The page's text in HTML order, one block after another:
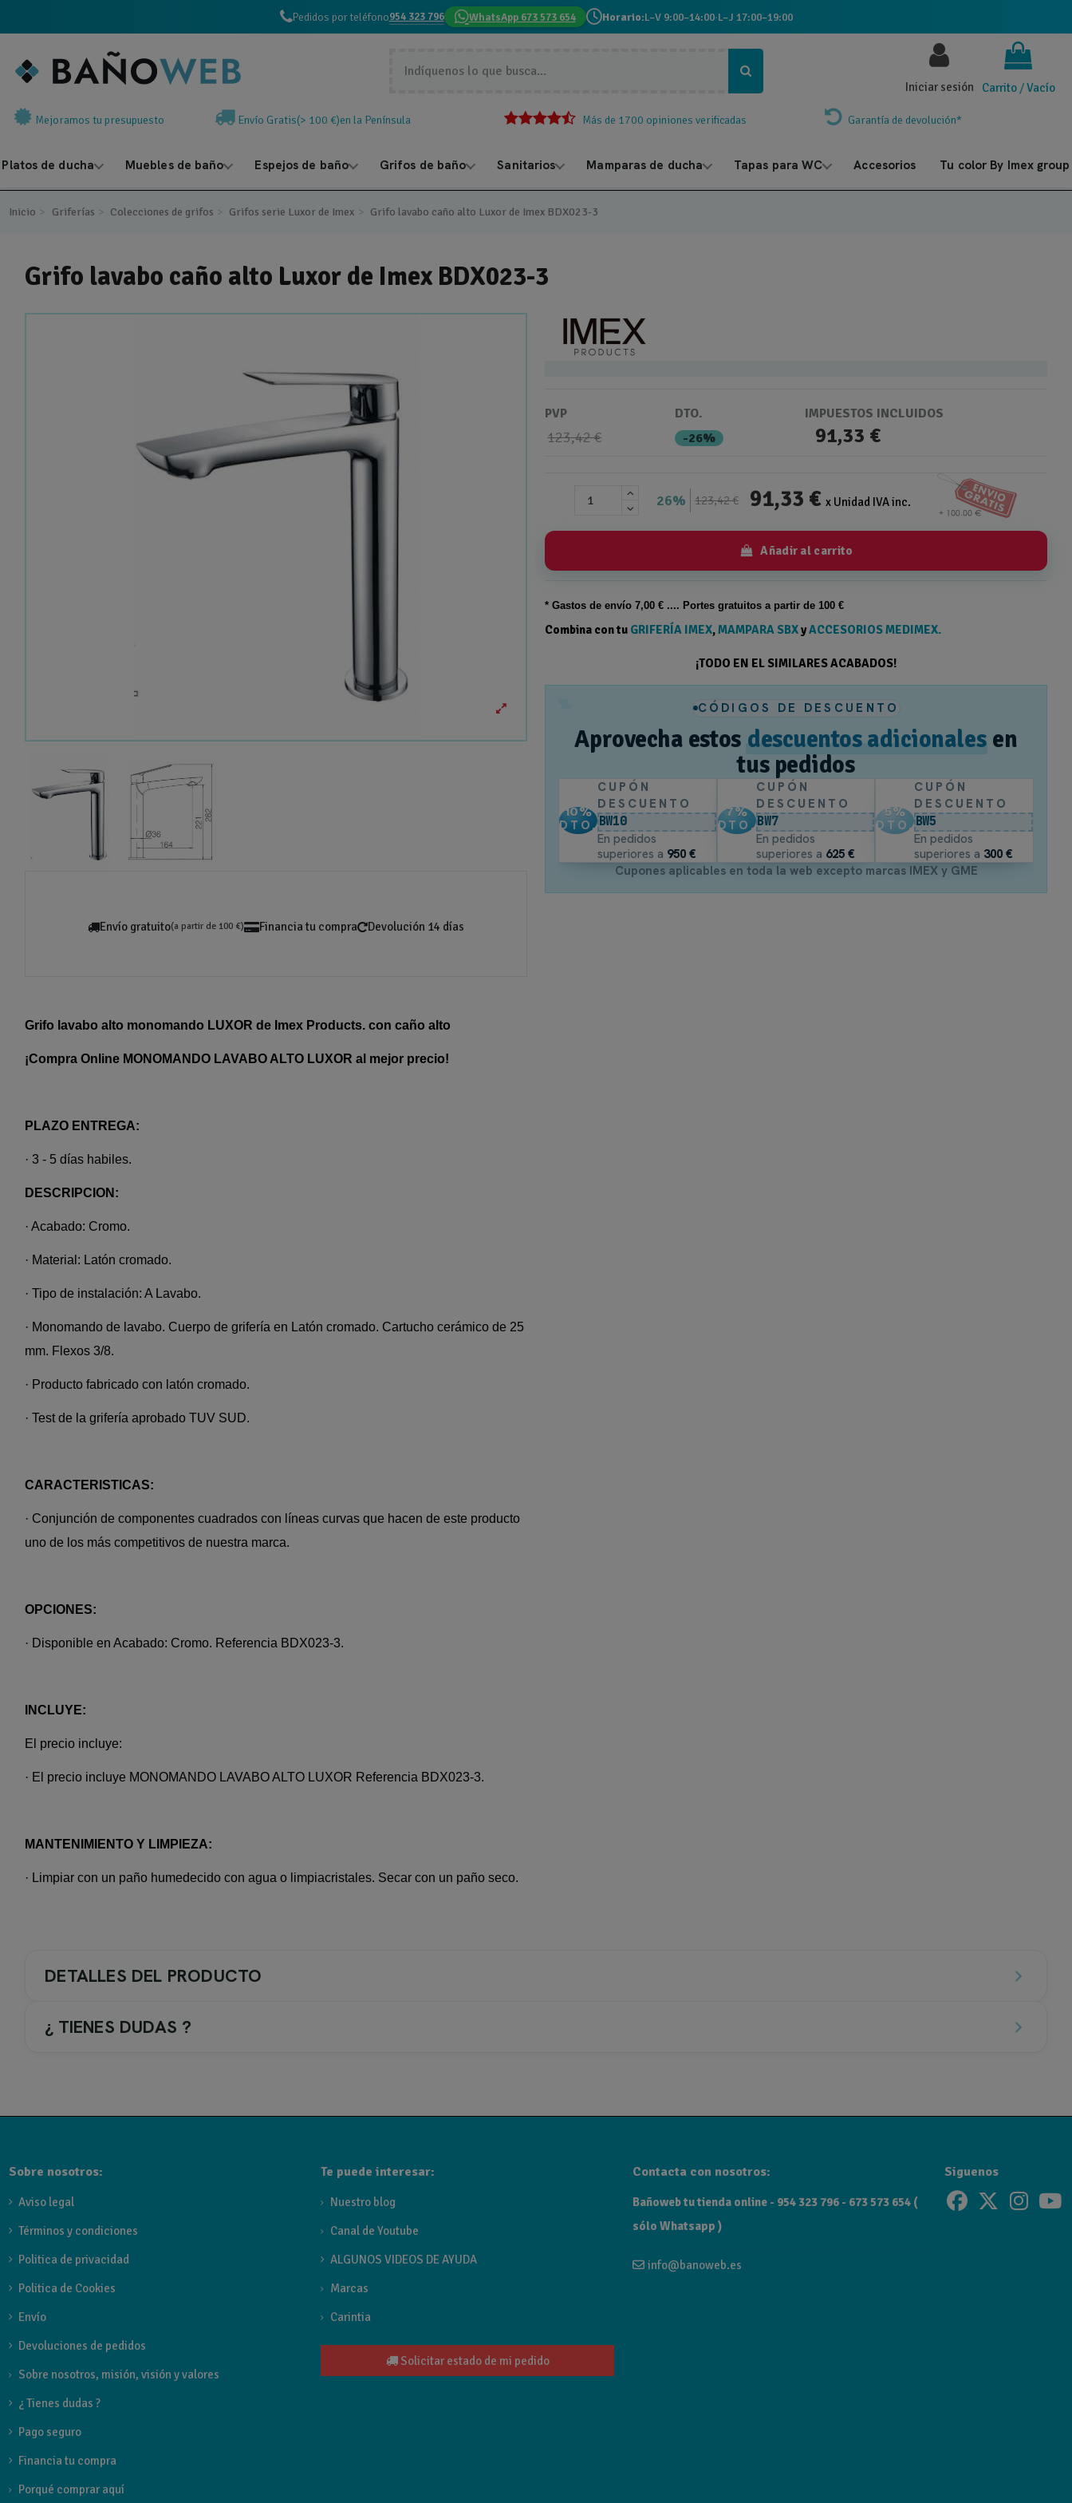
Pedidos por teléfono954 323 796 WhatsApp 673 573 654 Horario:L–V 9:00–14:00·L–J 17:00–19:00
Carrito /Vacío
Iniciar sesión
Mejoramos tu presupuesto Envío Gratis(> 100 €)en la Península Más de 1700 opiniones verificadas Garantía de devolución*
Platos de ducha Muebles de baño Espejos de baño Grifos de baño Sanitarios Mamparas de ducha Tapas para WC Accesorios Tu color By Imex group
Inicio Griferías Colecciones de grifos Grifos serie Luxor de Imex Grifo lavabo caño alto Luxor de Imex BDX023-3
Grifo lavabo caño alto Luxor de Imex BDX023-3
Envío gratuito(a partir de 100 €) Financia tu compra Devolución 14 días
Grifo lavabo alto monomando LUXOR de Imex Products. con caño alto
¡Compra Online MONOMANDO LAVABO ALTO LUXOR al mejor precio!
PLAZO ENTREGA:
· 3 - 5 días habiles.
DESCRIPCION:
· Acabado: Cromo.
· Material: Latón cromado.
· Tipo de instalación: A Lavabo.
· Monomando de lavabo. Cuerpo de grifería en Latón cromado. Cartucho cerámico de 25
mm. Flexos 3/8.
· Producto fabricado con latón cromado.
· Test de la grifería aprobado TUV SUD.
CARACTERISTICAS:
· Conjunción de componentes cuadrados con líneas curvas que hacen de este producto
uno de los más competitivos de nuestra marca.
OPCIONES:
· Disponible en Acabado: Cromo. Referencia BDX023-3.
INCLUYE:
El precio incluye:
· El precio incluye MONOMANDO LAVABO ALTO LUXOR Referencia BDX023-3.
MANTENIMIENTO Y LIMPIEZA:
· Limpiar con un paño humedecido con agua o limpiacristales. Secar con un paño seco.
PVP
123,42 €
DTO.
-26%
IMPUESTOS INCLUIDOS
91,33 €
26% 123,42 € 91,33 €x Unidad IVA inc.
Añadir al carrito
* Gastos deenvío 7,00 € .... Portes gratuitos a partir de 100 €
Combina con tu GRIFERÍA IMEX,MAMPARA SBXyACCESORIOS MEDIMEX.
¡TODO EN EL SIMILARES ACABADOS!
CÓDIGOS DE DESCUENTO
Aprovecha estos descuentos adicionales en
tus pedidos
10%
DTO.
CUPÓN
DESCUENTO
BW10
En pedidos
superiores a 950 €
7%
DTO.
CUPÓN
DESCUENTO
BW7
En pedidos
superiores a 625 €
5%
DTO.
CUPÓN
DESCUENTO
BW5
En pedidos
superiores a 300 €
Cupones aplicables en toda la web excepto marcas IMEX y GME
DETALLES DEL PRODUCTO
¿ TIENES DUDAS ?
TIPOS PARA COLORES
Griferia
FAMILIA GRIFO
ReferenciaBDX023-3
EstadoNuevo
Sobre nosotros:
Aviso legal
Términos y condiciones
Politica de privacidad
Politica de Cookies
Envío
Devoluciones de pedidos
Sobre nosotros, misión, visión y valores
¿ Tienes dudas ?
Pago seguro
Financia tu compra
Porqué comprar aquí
Te puede interesar:
Nuestro blog
Canal de Youtube
ALGUNOS VIDEOS DE AYUDA
Marcas
Carintia
Solicitar estado de mi pedido
Contacta con nosotros:
Bañoweb tu tienda online - 954 323 796 - 673 573 654 (
sólo Whatsapp )
info@banoweb.es
Siguenos